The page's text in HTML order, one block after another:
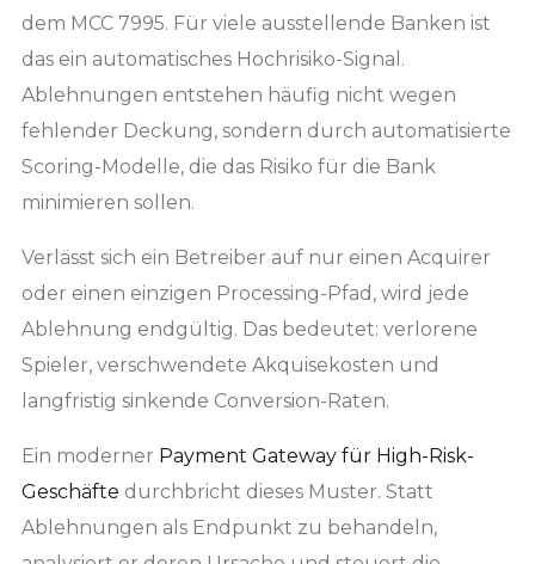
dem MCC 7995. Für viele ausstellende Banken ist
das ein automatisches Hochrisiko-Signal.
Ablehnungen entstehen häufig nicht wegen
fehlender Deckung, sondern durch automatisierte
Scoring-Modelle, die das Risiko für die Bank
minimieren sollen.
Verlässt sich ein Betreiber auf nur einen Acquirer
oder einen einzigen Processing-Pfad, wird jede
Ablehnung endgültig. Das bedeutet: verlorene
Spieler, verschwendete Akquisekosten und
langfristig sinkende Conversion-Raten.
Ein moderner Payment Gateway für High-Risk-
Geschäfte durchbricht dieses Muster. Statt
Ablehnungen als Endpunkt zu behandeln,